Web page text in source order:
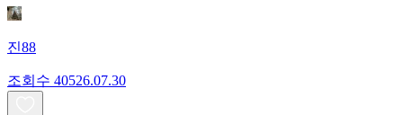
진88
조회수 40526.07.30